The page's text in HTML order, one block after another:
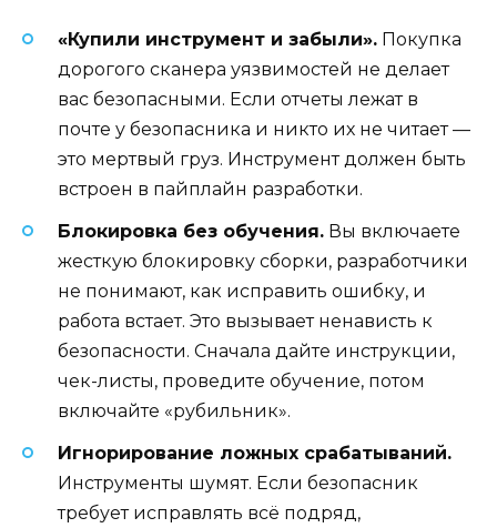
«Купили инструмент и забыли». Покупка
дорогого сканера уязвимостей не делает
вас безопасными. Если отчеты лежат в
почте у безопасника и никто их не читает —
это мертвый груз. Инструмент должен быть
встроен в пайплайн разработки.
Блокировка без обучения. Вы включаете
жесткую блокировку сборки, разработчики
не понимают, как исправить ошибку, и
работа встает. Это вызывает ненависть к
безопасности. Сначала дайте инструкции,
чек-листы, проведите обучение, потом
включайте «рубильник».
Игнорирование ложных срабатываний.
Инструменты шумят. Если безопасник
требует исправлять всё подряд,